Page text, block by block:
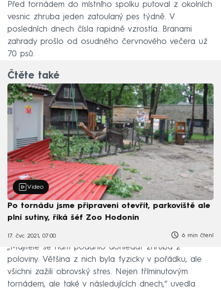
Před tornádem do místního spolku putoval z okolních
vesnic zhruba jeden zatoulaný pes týdně. V
posledních dnech čísla rapidně vzrostla. Branami
zahrady prošlo od osudného červnového večera už
70 psů.
Čtěte také
Video
Po tornádu jsme připraveni otevřít, parkoviště ale
plní sutiny, říká šéf Zoo Hodonín
17. čvc 2021, 07:00 6 min čtení
„Majitele se nám podařilo dohledat zhruba z
poloviny. Většina z nich byla fyzicky v pořádku, ale
všichni zažili obrovský stres. Nejen tříminutovým
tornádem, ale také v následujících dnech,“ uvedla